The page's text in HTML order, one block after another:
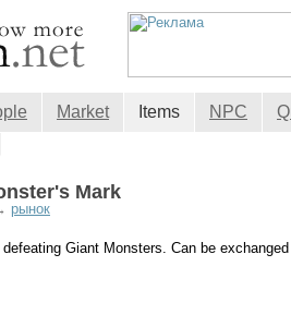
Market Items NPC
Mark
рынок
Giant Monsters. Can be